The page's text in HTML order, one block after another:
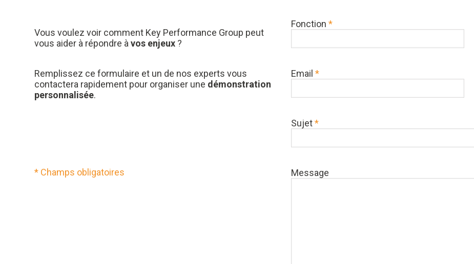
Vous voulez voir comment Key Performance Group peut
vous aider à répondre à vos enjeux?
Remplissez ce formulaire et un de nos experts vous
contactera rapidement pour organiser une démonstration
personnalisée.
* Champs obligatoires
Fonction *
Email *
Sujet*
Message